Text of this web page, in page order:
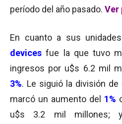
período del año pasado. Ver
En cuanto a sus
devices fue la que tuvo
ingresos por u$s 6.2 mil
3%. Le siguió la división de
marcó un aumento del 1%
u$s 3.2 mil millones;